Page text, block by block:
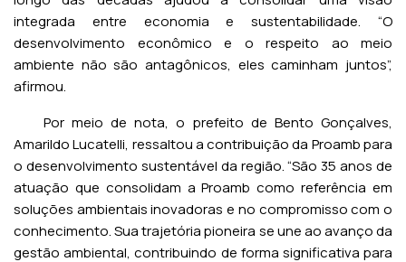
integrada entre economia e sustentabilidade. “O
desenvolvimento econômico e o respeito ao meio
ambiente não são antagônicos, eles caminham juntos”,
afirmou.
Por meio de nota, o prefeito de Bento Gonçalves,
Amarildo Lucatelli, ressaltou a contribuição da Proamb para
o desenvolvimento sustentável da região. “São 35 anos de
atuação que consolidam a Proamb como referência em
soluções ambientais inovadoras e no compromisso com o
conhecimento. Sua trajetória pioneira se une ao avanço da
gestão ambiental, contribuindo de forma significativa para